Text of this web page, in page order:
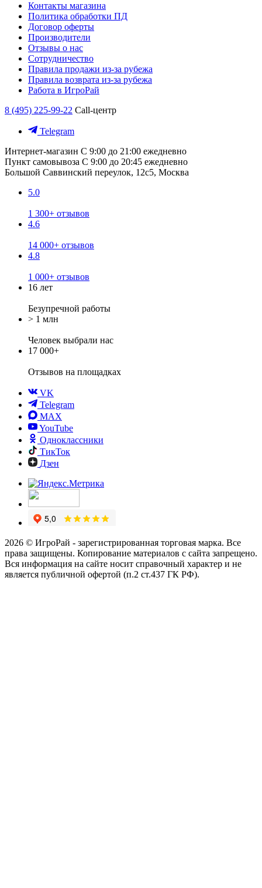
Контакты магазина
Политика обработки ПД
Договор оферты
Производители
Отзывы о нас
Сотрудничество
Правила продажи из-за рубежа
Правила возврата из-за рубежа
Работа в ИгроРай
8 (495) 225-99-22 Call-центр
Telegram
Интернет-магазин С 9:00 до 21:00 ежедневно
Пункт самовывоза С 9:00 до 20:45 ежедневно
Большой Саввинский переулок, 12с5, Москва
5.0
1 300+ отзывов
4.6
14 000+ отзывов
4.8
1 000+ отзывов
16 лет
Безупречной работы
> 1 млн
Человек выбрали нас
17 000+
Отзывов на площадках
VK
Telegram
MAX
YouTube
Одноклассники
ТикТок
Дзен
2026 © ИгроРай - зарегистрированная торговая марка. Все
права защищены. Копирование материалов с сайта запрещено.
Вся информация на сайте носит справочный характер и не
является публичной офертой (п.2 ст.437 ГК РФ).